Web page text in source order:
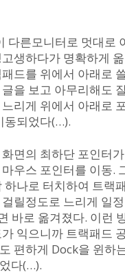
다른모니터로 멋대로
생하다가 명확하게
드를 위에서 아래로
을 보고 아무리해도
리게 위에서 아래로
동되었다(…).
면의 최하단 포인터
우스 포인터를 이동.
하나로 터치하여 트랙
릴정도로 느리게 일
바로 옮겨졌다. 이런
익으니까 트랙패드
편하게 Dock을 윈하
다(…).